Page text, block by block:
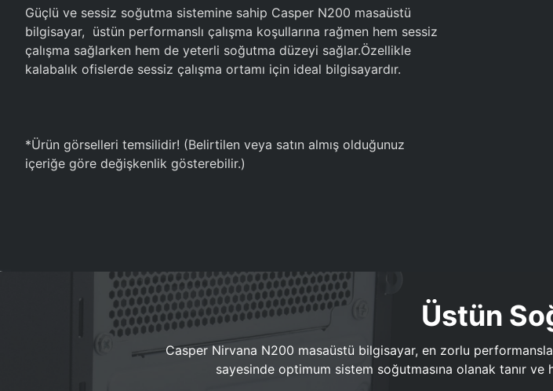
Güçlü ve sessiz soğutma sistemine sahip Casper N200 masaüstü
bilgisayar, üstün performanslı çalışma koşullarına rağmen hem sessiz
çalışma sağlarken hem de yeterli soğutma düzeyi sağlar.Özellikle
kalabalık ofislerde sessiz çalışma ortamı için ideal bilgisayardır.
*Ürün görselleri temsilidir! (Belirtilen veya satın almış olduğunuz
içeriğe göre değişkenlik gösterebilir.)
Üstün
Casper Nirvana N200 masaüstü bilgisayar, en zorlu
sayesinde optimum sistem soğutmasına olanak tanır ve